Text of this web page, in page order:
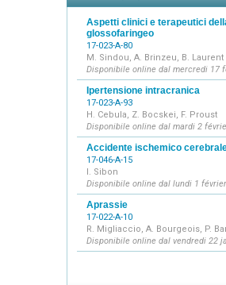
Aspetti clinici e terapeutici
glossofaringeo
17-023-A-80
M. Sindou, A. Brinzeu, B. Laurent
Disponibile online dal mercredi 17
Ipertensione intracranica
17-023-A-93
H. Cebula, Z. Bocskei, F. Proust
Disponibile online dal mardi 2
Accidente ischemico
17-046-A-15
I. Sibon
Disponibile online dal lundi 1
Aprassie
17-022-A-10
R. Migliaccio, A. Bourgeois, P.
Disponibile online dal vendredi 22